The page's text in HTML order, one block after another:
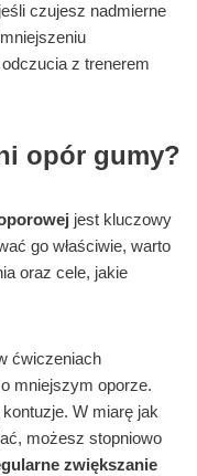
czujesz nadmierne
z trenerem
opór gumy?
jest kluczowy
go właściwie, warto
oraz cele, jakie
ćwiczeniach
mniejszym oporze.
W miarę jak
możesz stopniowo
zwiększanie